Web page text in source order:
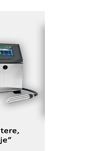
OM
za
u